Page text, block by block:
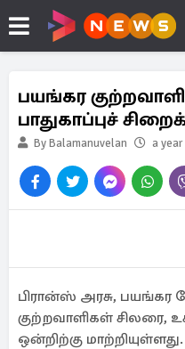
பயங்கர
பாதுகாப்புச்
By Balamanuvelan a year
பிரான்ஸ் அரசு,
குற்றவாளிகள் சிலரை,
ஒன்றிற்கு மாற்றியுள்ளது.